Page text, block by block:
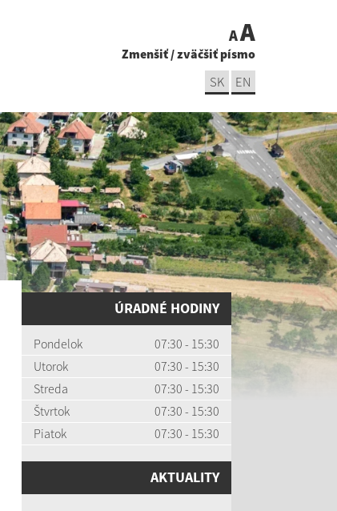
AA
Zmenšiť/zväčšiť písmo
SK EN
ÚRADNÉ HODINY
Pondelok
07:30 - 15:30
Utorok
07:30 - 15:30
Streda
07:30 - 15:30
Štvrtok
07:30 - 15:30
Piatok
07:30 - 15:30
AKTUALITY